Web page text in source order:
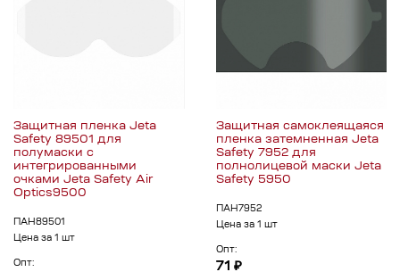
Защитная пленка Jeta
Safety 89501 для
полумаски с
интегрированными
очками Jeta Safety Air
Optics9500
ПАН89501
Цена за 1 шт
Опт:
Защитная самоклеящаяся
пленка затемненная Jeta
Safety 7952 для
полнолицевой маски Jeta
Safety 5950
ПАН7952
Цена за 1 шт
Опт:
71 ₽